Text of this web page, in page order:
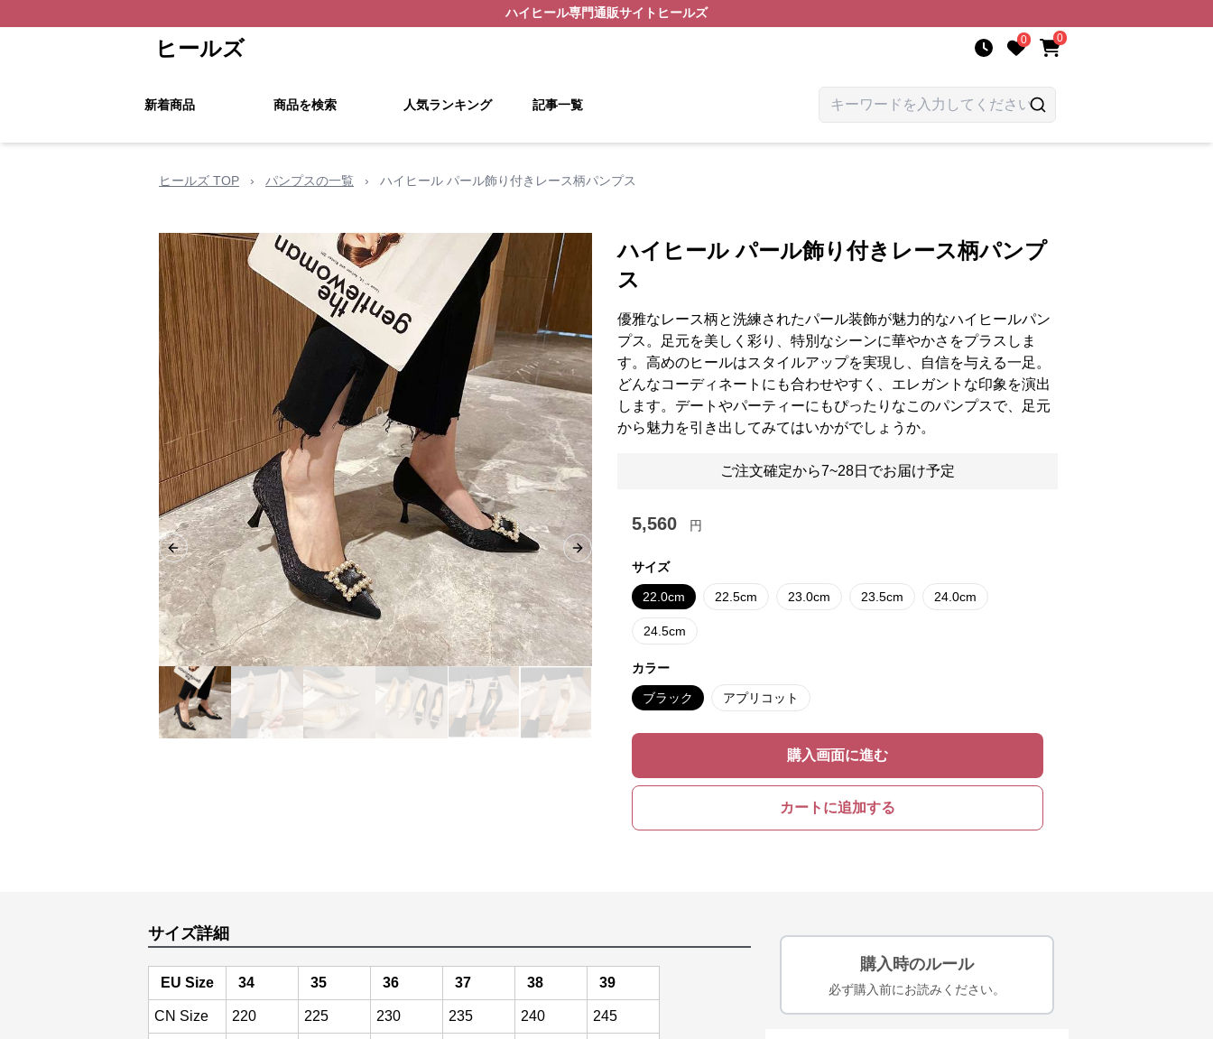
ハイヒール専門通販サイト ヒールズ
ヒールズ 0 0
新着商品 商品を検索 人気ランキング 記事一覧
ヒールズ TOP › パンプスの一覧 › ハイヒール パール飾り付きレース柄パンプス
Previous slide Next slide
ハイヒール パール飾り付きレース柄パンプ
ス
優雅なレース柄と洗練されたパール装飾が魅力的なハイヒールパン
プス。足元を美しく彩り、特別なシーンに華やかさをプラスしま
す。高めのヒールはスタイルアップを実現し、自信を与える一足。
どんなコーディネートにも合わせやすく、エレガントな印象を演出
します。デートやパーティーにもぴったりなこのパンプスで、足元
から魅力を引き出してみてはいかがでしょうか。
ご注文確定から7~28日でお届け予定
5,560 円
サイズ
22.0cm 22.5cm 23.0cm 23.5cm 24.0cm
24.5cm
カラー
ブラック アプリコット
購入画面に進む
カートに追加する
サイズ詳細
EU Size 34 35 36 37 38 39
CN Size 220 225 230 235 240 245
購入時のルール
必ず購入前にお読みください。